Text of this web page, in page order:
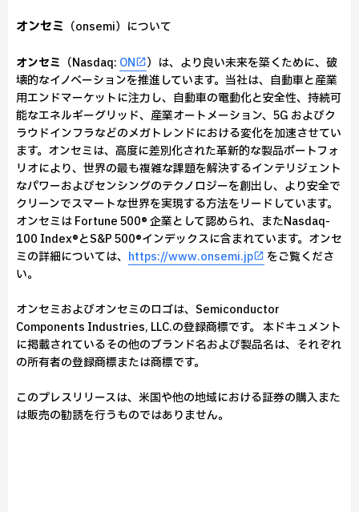
オンセミ （onsemi）について
オンセミ （Nasdaq: ON
）は、より良い未来を築くために、破
壊的なイノベーションを推進しています。当社は、自動車と産業
用エンドマーケットに注力し、自動車の電動化と安全性、持続可
能なエネルギーグリッド、産業オートメーション、5G およびク
ラウドインフラなどのメガトレンドにおける変化を加速させてい
ます。オンセミは、高度に差別化された革新的な製品ポートフォ
リオにより、世界の最も複雑な課題を解決するインテリジェント
なパワーおよびセンシングのテクノロジーを創出し、より安全で
クリーンでスマートな世界を実現する方法をリードしています。
オンセミは Fortune 500® 企業として認められ、またNasdaq-
100 Index®とS&P 500®インデックスに含まれています。オンセ
ミの詳細については、 https://www.onsemi.jp
をご覧くださ
い。
オンセミおよびオンセミのロゴは、Semiconductor
Components Industries, LLC.の登録商標です。 本ドキュメント
に掲載されているその他のブランド名および製品名は、それぞれ
の所有者の登録商標または商標です。
このプレスリリースは、米国や他の地域における証券の購入また
は販売の勧誘を行うものではありません。